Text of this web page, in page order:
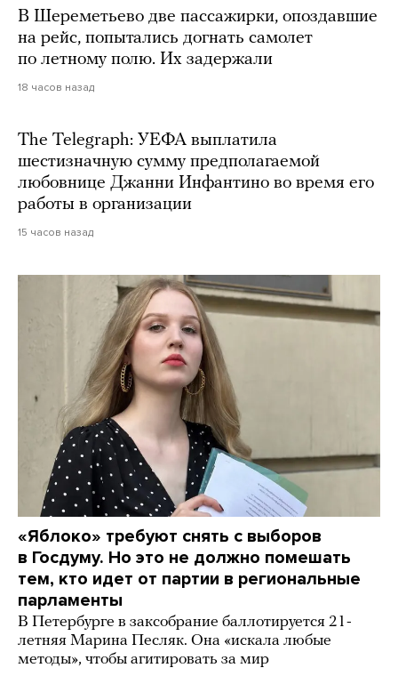
В Шереметьево две пассажирки, опоздавшие
на рейс, попытались догнать самолет
по летному полю. Их задержали
18 часов назад
The Telegraph: УЕФА выплатила
шестизначную сумму предполагаемой
любовнице Джанни Инфантино во время его
работы в организации
15 часов назад
«Яблоко» требуют снять с выборов
в Госдуму. Но это не должно помешать
тем, кто идет от партии в региональные
парламенты
В Петербурге в заксобрание баллотируется 21-
летняя Марина Песляк. Она «искала любые
методы», чтобы агитировать за мир